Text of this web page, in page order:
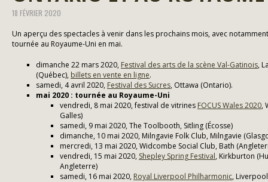
18 FÉVRIER 2020
Un aperçu des spectacles à venir dans les prochains mois, avec
tournée au Royaume-Uni en mai.
dimanche 22 mars 2020, Festival des arts de la scène Val-Gatinois,
(Québec), billets en vente en ligne.
samedi, 4 avril 2020, Festival des Sucres, Ottawa (Ontario).
mai 2020 : tournée au Royaume-Uni
vendredi, 8 mai 2020, festival de vitrines FOCUS Wales 2020,
Galles)
samedi, 9 mai 2020, The Toolbooth, Sitling (Écosse)
dimanche, 10 mai 2020, Milngavie Folk Club, Milngavie
mercredi, 13 mai 2020, Widcombe Social Club, Bath
vendredi, 15 mai 2020, Shepley Spring Festival, Kirkburton
Angleterre)
samedi, 16 mai 2020, Royal Liverpool Philharmonic,